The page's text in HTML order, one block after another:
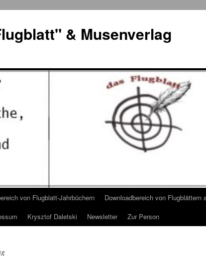
& Musenverlag
von Flugblatt-Jahrbüchern
Downloadbereich von Flugblättern
Krysztof Daletski Newsletter Zur Person